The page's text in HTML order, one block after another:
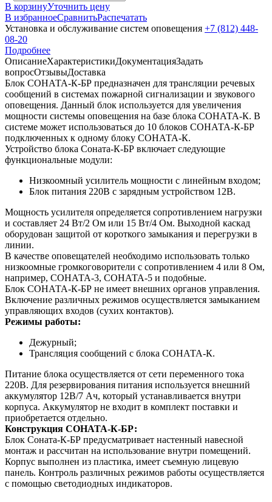
В корзинуУточнить цену
В избранноеСравнитьРаспечатать
Установка и обслуживание систем оповещения +7 (812) 448-
08-20
Подробнее
ОписаниеХарактеристикиДокументацияЗадать
вопросОтзывыДоставка
Блок СОНАТА-К-БР предназначен для трансляции речевых
сообщений в системах пожарной сигнализации и звукового
оповещения. Данный блок используется для увеличения
мощности системы оповещения на базе блока СОНАТА-К. В
системе может использоваться до 10 блоков СОНАТА-К-БР
подключенных к одному блоку СОНАТА-К.
Устройство блока Соната-К-БР включает следующие
функциональные модули:
Низкоомный усилитель мощности с линейным входом;
Блок питания 220В с зарядным устройством 12В.
Мощность усилителя определяется сопротивлением нагрузки
и составляет 24 Вт/2 Ом или 15 Вт/4 Ом. Выходной каскад
оборудован защитой от короткого замыкания и перегрузки в
линии.
В качестве оповещателей необходимо использовать только
низкоомные громкоговорители с сопротивлением 4 или 8 Ом,
например, СОНАТА-3, СОНАТА-5 и подобные.
Блок СОНАТА-К-БР не имеет внешних органов управления.
Включение различных режимов осуществляется замыканием
управляющих входов (сухих контактов).
Режимы работы:
Дежурный;
Трансляция сообщений с блока СОНАТА-К.
Питание блока осуществляется от сети переменного тока
220В. Для резервирования питания используется внешний
аккумулятор 12В/7 Ач, который устанавливается внутри
корпуса. Аккумулятор не входит в комплект поставки и
приобретается отдельно.
Конструкция СОНАТА-К-БР:
Блок Соната-К-БР предусматривает настенный навесной
монтаж и рассчитан на использование внутри помещений.
Корпус выполнен из пластика, имеет съемную лицевую
панель. Контроль различных режимов работы осуществляется
с помощью светодиодных индикаторов.